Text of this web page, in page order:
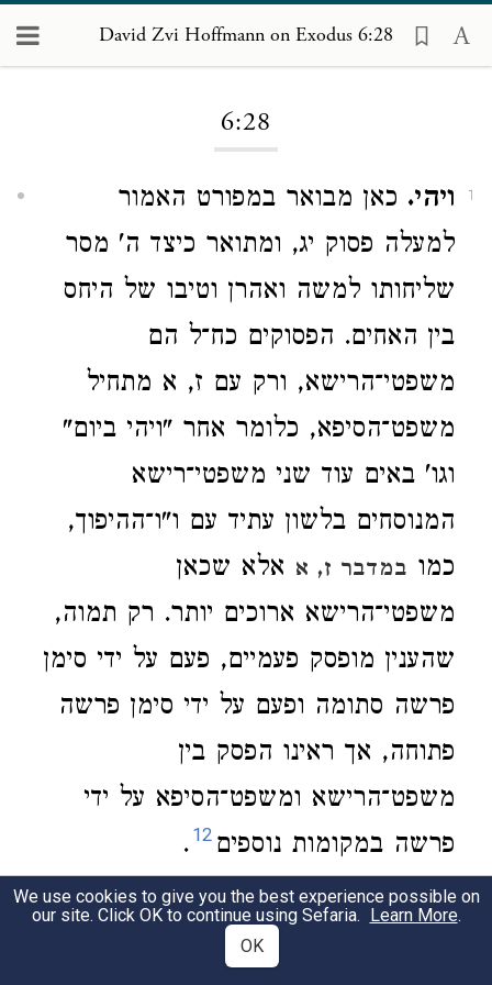
David Zvi Hoffmann on Exodus 6:28
6:28
1 ויהי. כאן מבואר במפורט האמור
למעלה פסוק יג, ומתואר כיצד ה' מסר
שליחותו למשה ואהרן וטיבו של היחס
בין האחים. הפסוקים כח־ל הם
משפטי־הרישא, ורק עם ז, א מתחיל
משפט־הסיפא, כלומר אחר "ויהי ביום"
וגו' באים עוד שני משפטי־רישא
המנוסחים בלשון עתיד עם ו"ו־ההיפוך,
כמו במדבר ז, א אלא שכאן
משפטי־הרישא ארוכים יותר. רק תמוה,
שהענין מופסק פעמיים, פעם על ידי סימן
פרשה סתומה ופעם על ידי סימן פרשה
פתוחה, אך ראינו הפסק בין
משפט־הרישא ומשפט־הסיפא על ידי
פרשה במקומות נוספים 12
.
ביום דבר.לשון עבר, כמוויקרא ז, לה.
We use cookies to give you the best experience possible on
our site. Click OK to continue using Sefaria. Learn More.
OK